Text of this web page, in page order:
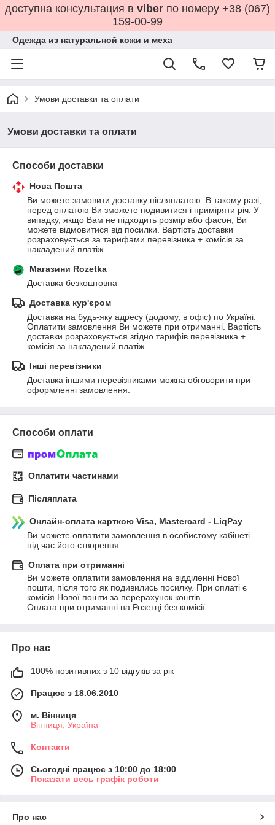
доступна консультация в viber по номеру +38 (067)
159-00-99
Одежда из натуральной кожи и меха
Умови доставки та оплати
Умови доставки та оплати
Способи доставки
Нова Пошта
Ви можете замовити доставку післяплатою. В такому разі,
перед оплатою Ви зможете подивитися і приміряти річ. У
випадку, якщо Вам не підходить розмір або фасон, Ви
можете відмовитися від посилки. Вартість доставки
розраховується за тарифами перевізника + комісія за
накладений платіж.
Магазини Rozetka
Доставка безкоштовна
Доставка кур'єром
Доставка на будь-яку адресу (додому, в офіс) по Україні.
Оплатити замовлення Ви можете при отриманні. Вартість
доставки розраховується згідно тарифів перевізника +
комісія за накладений платіж.
Інші перевізники
Доставка іншими перевізниками можна обговорити при
оформленні замовлення.
Способи оплати
Оплатити частинами
Післяплата
Онлайн-оплата карткою Visa, Mastercard - LiqPay
Ви можете оплатити замовлення в особистому кабінеті
під час його створення.
Оплата при отриманні
Ви можете оплатити замовлення на відділенні Нової
пошти, після того як подивились посилку. При оплаті є
комісія Нової пошти за перерахунок коштів.
Оплата при отриманні на Розетці без комісії.
Про нас
100% позитивних з 10 відгуків за рік
Працює з 18.06.2010
м. Вінниця
Вінниця, Україна
Контакти
Сьогодні працює з 10:00 до 18:00
Показати весь графік роботи
Про нас